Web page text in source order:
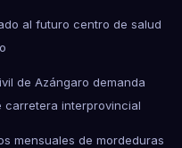
al futuro centro de salud
de Azángaro demanda
carretera interprovincial
mensuales de mordeduras